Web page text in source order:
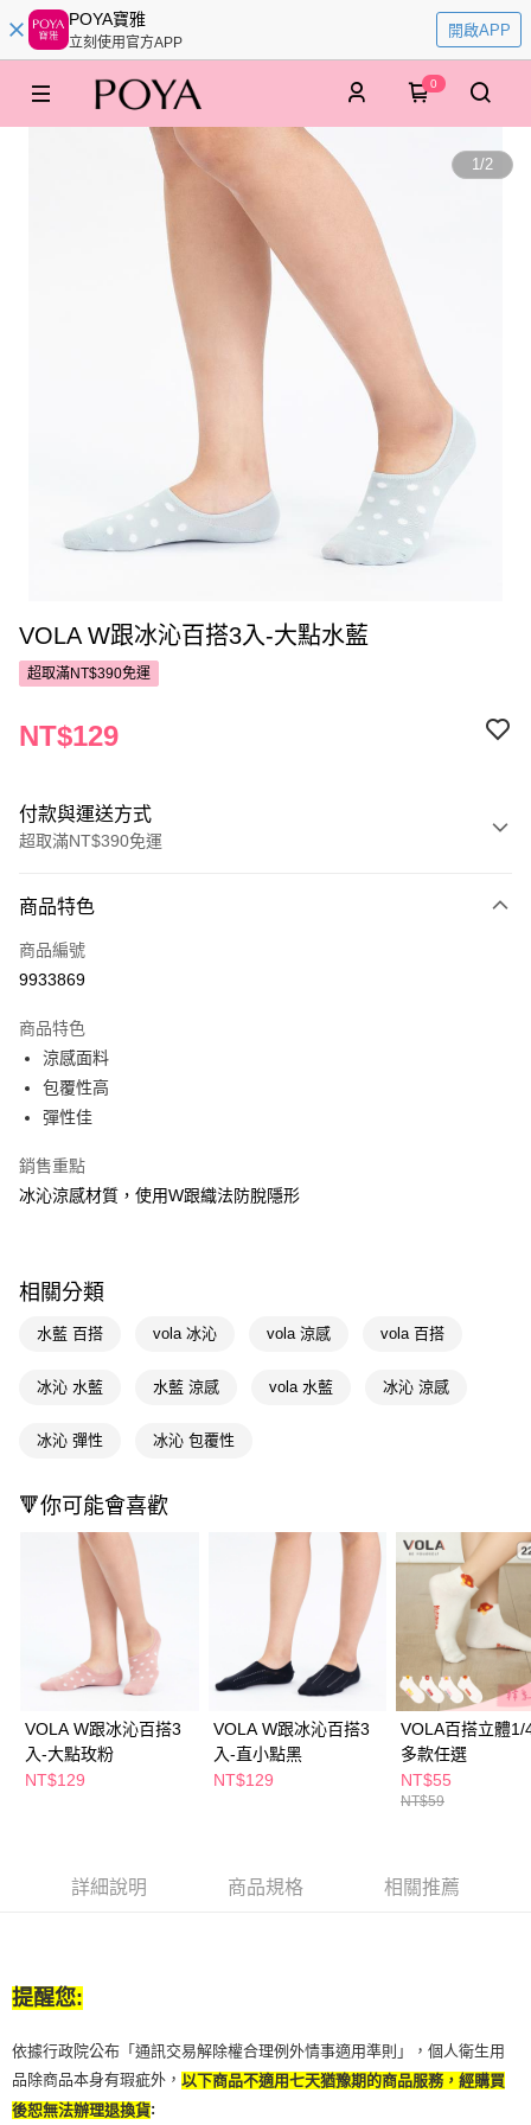
POYA寶雅
立刻使用官方APP
開啟APP
0
1/2
VOLA W跟冰沁百搭3入-大點水藍
超取滿NT$390免運
NT$129
付款與運送方式
超取滿NT$390免運
POYA支付
信用卡一次付款
LINE Pay
Apple Pay
悠遊付
相關說明
【關於「AFTEE先享後付」】
１．簡單：不需註冊會員、不需綁卡、不需儲值。
３．安心：先確認商品／服務後，再付款。
１．於結帳方式選擇「AFTEE先享後付」後，將跳轉至「AFTEE先享後付」
結帳頁面，進行簡訊認證並確認金額後，即可完成結帳。
２．訂單成立數日內，您將收到繳費通知簡訊。
３．收到繳費通知簡訊後14天內，點擊此簡訊中的連結，可透過四大超商／
ATM／網路銀行／等多元方式進行付款，方視為交易完成。
※ 請注意：結帳手續完成當下不需立刻繳費，但若您需要取消訂單，請聯絡
購買商品的店家。未經商家同意取消之訂單仍視為有效，需透過AFTEE先享
後付繳納相關費用。
※ 交易是否成功請以「AFTEE先享後付 」之結帳頁面顯示為準，若有關於
是否繳費成功／繳費後需取消欲退款等相關疑問，請聯繫「AFTEE先享後付
https://netprotections.freshdesk.com/support/home
【注意事項】
１．透過由恩沛科技股份有限公司提供之「AFTEE先享後付」服務完成之交
易，需依本服務之必要範圍內提供個人資料，並將交易相關給付款項請求債
３．未成年的使用者請事先徵得法定代理人或監護人之同意方可使用
請求用戶進行身份認證。
５．嚴禁一人註冊多個帳號或使用他人資訊註冊。若發現惡意使用之情形，
即享券
全家取貨付款
付款後全家取貨
每筆NT$65，滿NT$390(含以上)免運費
萊爾富取貨付款
每筆NT$65，滿NT$490(含以上)免運費
付款後萊爾富取貨
每筆NT$65，滿NT$490(含以上)免運費
7-11取貨付款
每筆NT$65，滿NT$490(含以上)免運費
宅配(本島)
每筆NT$80，滿NT$290(含以上)免運費
商品特色
商品編號
9933869
商品特色
涼感面料
包覆性高
彈性佳
銷售重點
冰沁涼感材質，使用W跟織法防脫隱形
相關分類
水藍 百搭 vola 冰沁 vola 涼感 vola 百搭
冰沁 水藍 水藍 涼感 vola 水藍 冰沁 涼感
冰沁 彈性 冰沁 包覆性
🔻你可能會喜歡
VOLA W跟冰沁百搭3
入-大點玫粉
NT$129
VOLA W跟冰沁百搭3
入-直小點黑
NT$129
VOLA百搭立體1/
多款任選
NT$55
NT$59
詳細說明 商品規格 相關推薦
提醒您:
依據行政院公布「通訊交易解除權合理例外情事適用準則」，個人衛生用
品除商品本身有瑕疵外， 以下商品不適用七天猶豫期的商品服務，經購買
後恕無法辦理退換貨: